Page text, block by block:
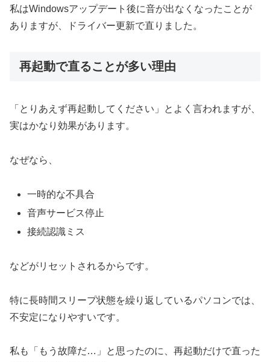
私はWindowsアップデート後に音が出なくなったことが
ありますが、ドライバー更新で直りました。
再起動で直ることが多い理由
「とりあえず再起動してください」とよく言われますが、
実はかなり効果があります。
なぜなら、
一時的な不具合
音声サービス停止
接続認識ミス
などがリセットされるからです。
特に長時間スリープ状態を繰り返しているパソコンでは、
不安定になりやすいです。
私も「もう故障だ…」と思ったのに、再起動だけで直った